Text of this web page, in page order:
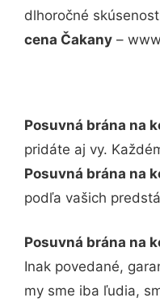
dlhoročné
cena Čakany –
Posuvná brána na
pridáte aj vy.
Posuvná brána na
podľa vašich
Posuvná brána na
Inak povedané,
my sme iba ľudia,